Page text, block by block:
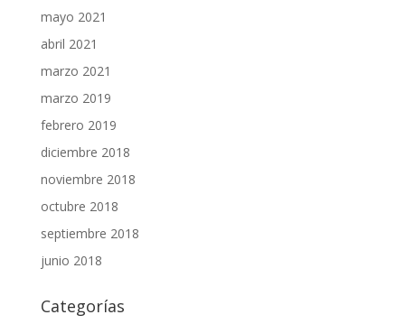
mayo 2021
abril 2021
marzo 2021
marzo 2019
febrero 2019
diciembre 2018
noviembre 2018
octubre 2018
septiembre 2018
junio 2018
Categorías